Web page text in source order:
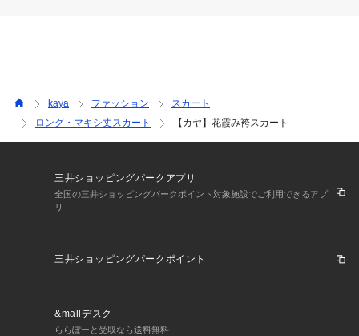
kaya ファッション
スカート
ロング・マキシ丈スカート
【カヤ】花霞み袴スカート
三井ショッピングパークアプリ
全国の三井ショッピングパークポイント対象施設でご利用できるアプ
リ
三井ショッピングパークポイント
&mallデスク
ららぽーと受取なら送料無料